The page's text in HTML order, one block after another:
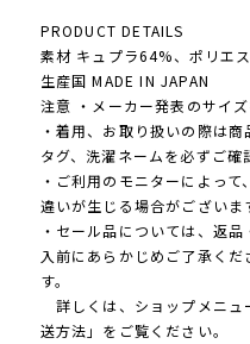
PRODUCT DETAILS
素材 キュプラ64%、ポリエ
生産国 MADE IN JAPAN
注意 ・メーカー発表のサイ
・着用、お取り扱いの際は
タグ、洗濯ネームを必ずご確
・ご利用のモニターによっ
違いが生じる場合がございま
・セール品については、返
入前にあらかじめご了承く
す。
詳しくは、ショップメニュ
送方法」をご覧ください。